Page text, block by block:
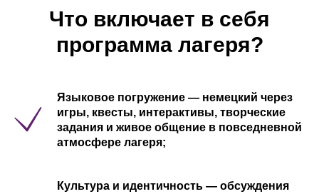
Что включает в себя
программа лагеря?
Языковое погружение — немецкий через
игры, квесты, интерактивы, творческие
задания и живое общение в повседневной
атмосфере лагеря;
Культура и идентичность — обсуждения